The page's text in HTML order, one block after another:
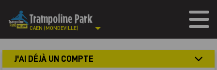
CAEN (MONDEVILLE)
J'AI DÉJÀ UN COMPTE